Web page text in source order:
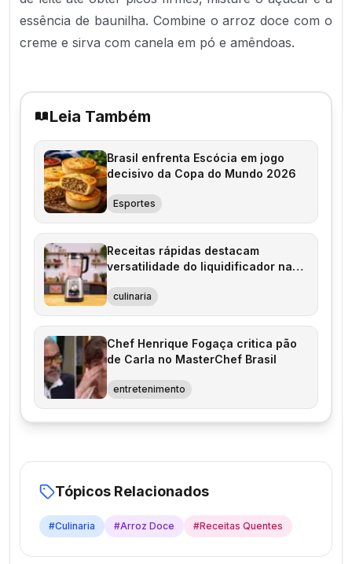
essência de baunilha. Combine o arroz doce com o
creme e sirva com canela em pó e amêndoas.
Leia Também
Brasil enfrenta Escócia em jogo
decisivo da Copa do Mundo 2026
Esportes
Receitas rápidas destacam
versatilidade do liquidificador na
culinaria
Chef Henrique Fogaça critica pão
de Carla no MasterChef Brasil
entretenimento
Tópicos Relacionados
#Culinaria #Arroz Doce #Receitas Quentes